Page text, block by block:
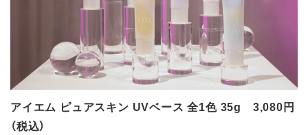
アイエム ピュアスキン UVベース 全1色 35g 3,080円
（税込）